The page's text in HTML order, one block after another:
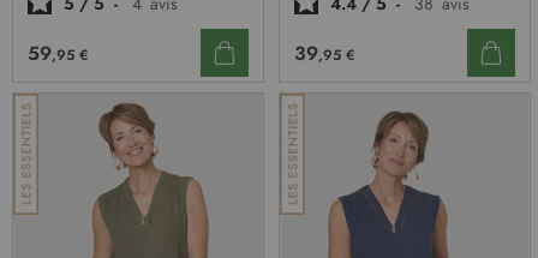
59,95 € 39,95 €